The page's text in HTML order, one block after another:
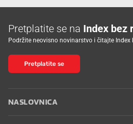
Pretplatite se na Index bez
Podržite neovisno novinarstvo i čitajte Index
Pretplatite se
NASLOVNICA